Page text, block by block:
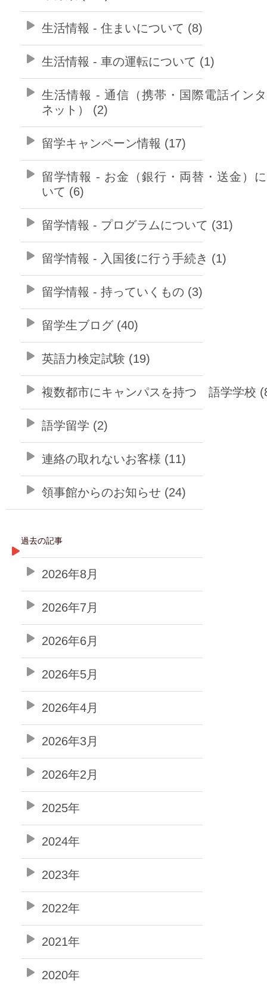
生活情報 - 住まいについて (8)
生活情報 - 車の運転について (1)
生活情報 - 通信（携帯・国際電話イン
ネット） (2)
留学キャンペーン情報 (17)
留学情報 - お金（銀行・両替・送金）
いて (6)
留学情報 - プログラムについて (31)
留学情報 - 入国後に行う手続き (1)
留学情報 - 持っていくもの (3)
留学生ブログ (40)
英語力検定試験 (19)
複数都市にキャンパスを持つ 語学学校
語学留学 (2)
連絡の取れないお客様 (11)
領事館からのお知らせ (24)
過去の記事
2026年8月
2026年7月
2026年6月
2026年5月
2026年4月
2026年3月
2026年2月
2025年
2024年
2023年
2022年
2021年
2020年